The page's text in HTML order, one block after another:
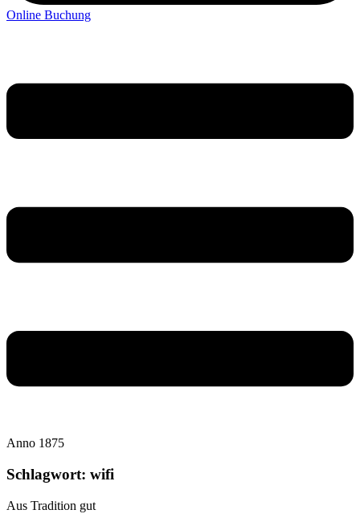
Online Buchung
Anno 1875
Schlagwort: wifi
Aus Tradition gut